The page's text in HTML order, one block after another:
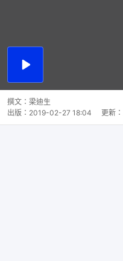
播
撰文： 梁迪生
出版： 2019-02-27 18:04 更新：